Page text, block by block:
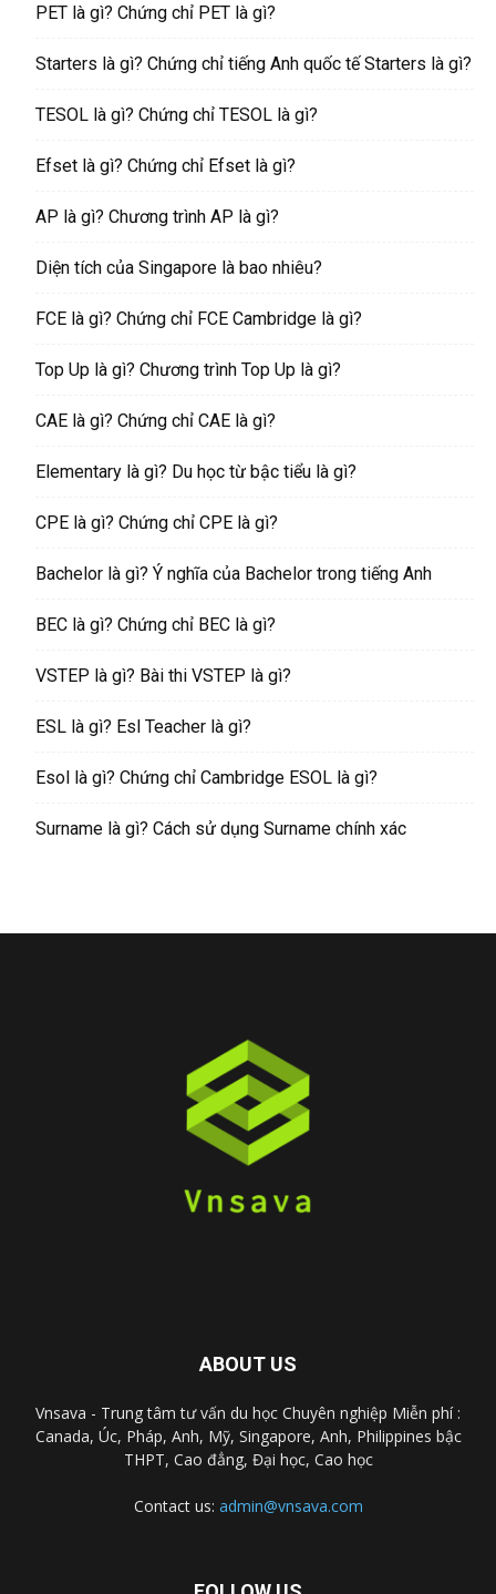
PET là gì? Chứng chỉ PET là gì?
Starters là gì? Chứng chỉ tiếng Anh quốc tế Starters là gì?
TESOL là gì? Chứng chỉ TESOL là gì?
Efset là gì? Chứng chỉ Efset là gì?
AP là gì? Chương trình AP là gì?
Diện tích của Singapore là bao nhiêu?
FCE là gì? Chứng chỉ FCE Cambridge là gì?
Top Up là gì? Chương trình Top Up là gì?
CAE là gì? Chứng chỉ CAE là gì?
Elementary là gì? Du học từ bậc tiểu là gì?
CPE là gì? Chứng chỉ CPE là gì?
Bachelor là gì? Ý nghĩa của Bachelor trong tiếng Anh
BEC là gì? Chứng chỉ BEC là gì?
VSTEP là gì? Bài thi VSTEP là gì?
ESL là gì? Esl Teacher là gì?
Esol là gì? Chứng chỉ Cambridge ESOL là gì?
Surname là gì? Cách sử dụng Surname chính xác
ABOUT US
Vnsava - Trung tâm tư vấn du học Chuyên nghiệp Miễn phí :
Canada, Úc, Pháp, Anh, Mỹ, Singapore, Anh, Philippines bậc
THPT, Cao đẳng, Đại học, Cao học
Contact us: admin@vnsava.com